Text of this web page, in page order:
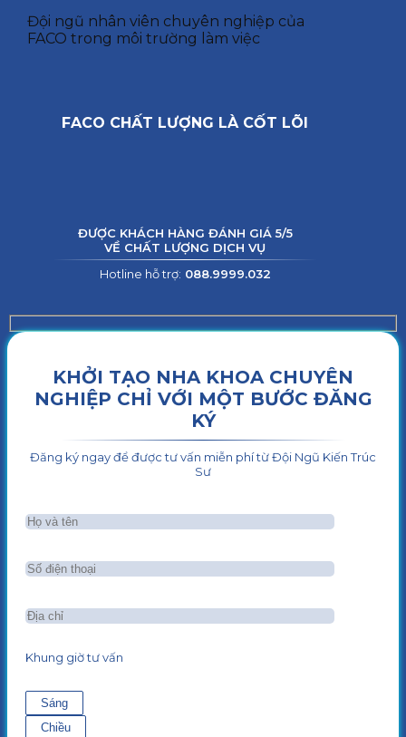
Đội ngũ nhân viên chuyên nghiệp của
FACO trong môi trường làm việc
FACO CHẤT LƯỢNG LÀ CỐT LÕI
ĐƯỢC KHÁCH HÀNG ĐÁNH GIÁ 5/5
VỀ CHẤT LƯỢNG DỊCH VỤ
Hotline hỗ trợ: 088.9999.032
KHỞI TẠO NHA KHOA CHUYÊN
NGHIỆP CHỈ VỚI MỘT BƯỚC ĐĂNG
KÝ
Đăng ký ngay để được tư vấn miễn phí từ Đội Ngũ Kiến Trúc
Sư
Khung giờ tư vấn
Sáng
Chiều